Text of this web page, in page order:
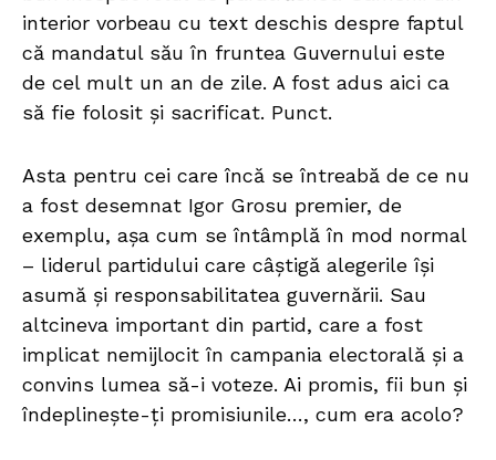
interior vorbeau cu text deschis despre faptul
că mandatul său în fruntea Guvernului este
de cel mult un an de zile. A fost adus aici ca
să fie folosit și sacrificat. Punct.
Asta pentru cei care încă se întreabă de ce nu
a fost desemnat Igor Grosu premier, de
exemplu, așa cum se întâmplă în mod normal
– liderul partidului care câștigă alegerile își
asumă și responsabilitatea guvernării. Sau
altcineva important din partid, care a fost
implicat nemijlocit în campania electorală și a
convins lumea să-i voteze. Ai promis, fii bun și
îndeplinește-ți promisiunile…, cum era acolo?